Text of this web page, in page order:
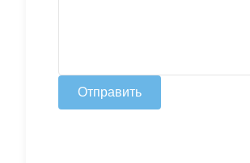
Отправить